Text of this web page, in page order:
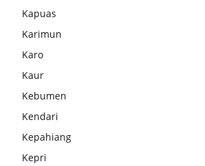
Kapuas
Karimun
Karo
Kaur
Kebumen
Kendari
Kepahiang
Kepri